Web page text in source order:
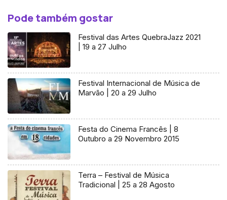
Pode também gostar
Festival das Artes QuebraJazz 2021
| 19 a 27 Julho
Festival Internacional de Música de
Marvão | 20 a 29 Julho
Festa do Cinema Francês | 8
Outubro a 29 Novembro 2015
Terra – Festival de Música
Tradicional | 25 a 28 Agosto